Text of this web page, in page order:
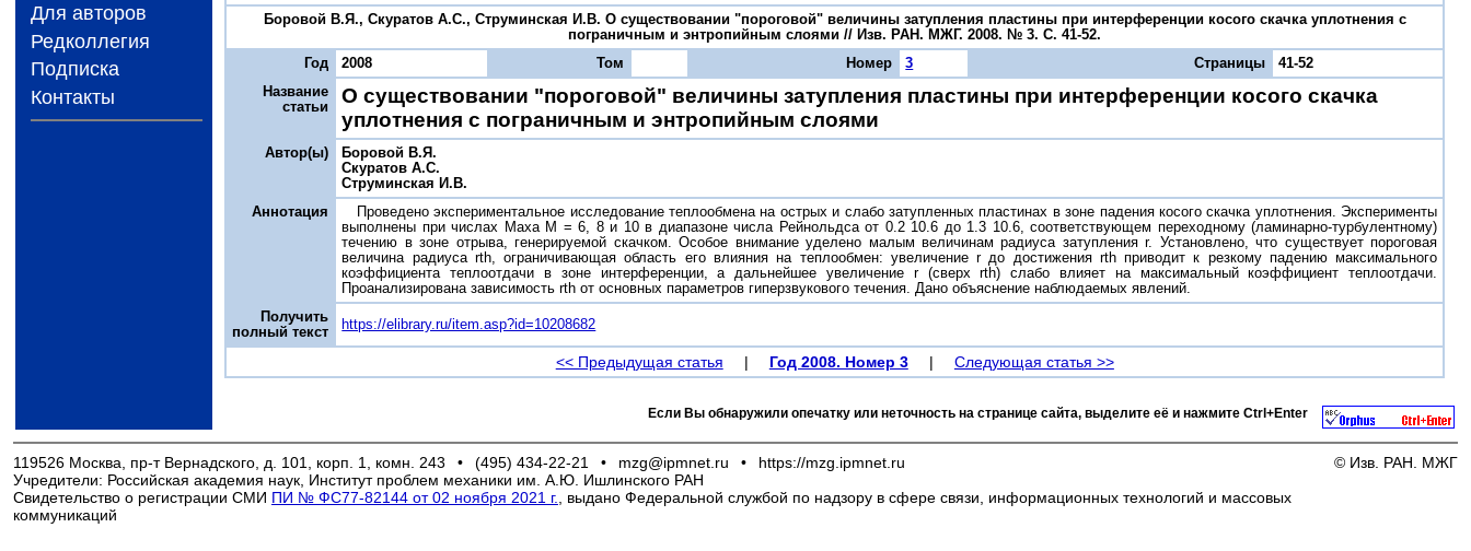
Для авторов
Редколлегия
Подписка
Контакты
Боровой В.Я., Скуратов А.С., Струминская И.В. О существовании "пороговой" величины затупления пластины при интерференции косого скачка уплотнения с
пограничным и энтропийным слоями // Изв. РАН. МЖГ. 2008. № 3. С. 41-52.
Год
2008 Том Номер 3 Страницы
41-52
Название
статьи
О существовании "пороговой" величины затупления пластины при интерференции косого скачка
уплотнения с пограничным и энтропийным слоями
Автор(ы)
Боровой В.Я.
Скуратов А.С.
Струминская И.В.
Аннотация
Проведено экспериментальное исследование теплообмена на острых и слабо затупленных пластинах в зоне падения косого скачка уплотнения. Эксперименты
выполнены при числах Маха М = 6, 8 и 10 в диапазоне числа Рейнольдса от 0.2 10.6 до 1.3 10.6, соответствующем переходному (ламинарно-турбулентному)
течению в зоне отрыва, генерируемой скачком. Особое внимание уделено малым величинам радиуса затупления r. Установлено, что существует пороговая
величина радиуса rth, ограничивающая область его влияния на теплообмен: увеличение r до достижения rth приводит к резкому падению максимального
коэффициента теплоотдачи в зоне интерференции, а дальнейшее увеличение r (сверх rth) слабо влияет на максимальный коэффициент теплоотдачи.
Проанализирована зависимость rth от основных параметров гиперзвукового течения. Дано объяснение наблюдаемых явлений.
Получить
полный текст
https://elibrary.ru/item.asp?id=10208682
<< Предыдущая статья | Год 2008. Номер 3 | Следующая статья >>
Если Вы обнаружили опечатку или неточность на странице сайта, выделите её и нажмите Ctrl+Enter
119526 Москва, пр-т Вернадского, д. 101, корп. 1, комн. 243 • (495) 434-22-21 • mzg@ipmnet.ru •
https://mzg.ipmnet.ru
Учредители: Российская академия наук, Институт проблем механики им. А.Ю. Ишлинского РАН
Свидетельство о регистрации СМИ ПИ № ФС77-82144 от 02 ноября 2021 г.
, выдано Федеральной службой по надзору в сфере связи, информационных технологий и массовых
коммуникаций
© Изв. РАН. МЖГ